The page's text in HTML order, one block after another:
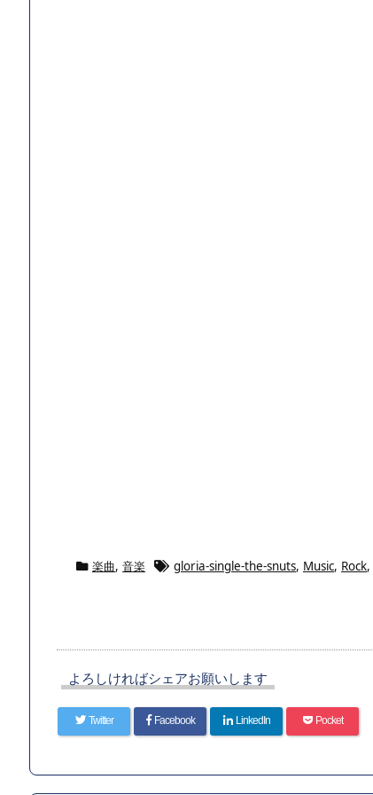
楽曲, 音楽 gloria-single-the-snuts, Music, Rock,
よろしければシェアお願いします
Twitter Facebook LinkedIn Pocket